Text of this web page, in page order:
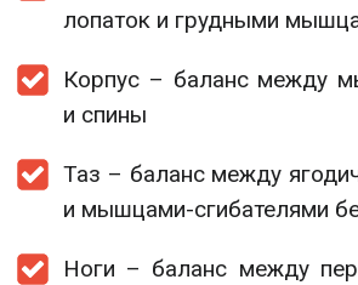
лопаток и грудными
Корпус – баланс между
и спины
Таз – баланс между
и мышцами-сгибателями
Ноги – баланс между